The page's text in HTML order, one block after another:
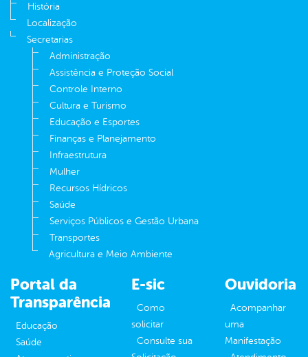
História
Localização
Secretarias
Administração
Assistência e Proteção Social
Controle Interno
Cultura e Turismo
Educação e Esportes
Finanças e Planejamento
Infraestrutura
Mulher
Recursos Hídricos
Saúde
Serviços Públicos e Gestão Urbana
Transportes
Agricultura e Meio Ambiente
Portal da
Transparência
Educação
Saúde
E-sic
Como
solicitar
Consulte sua
Ouvidoria
Acompanhar
uma
Manifestação